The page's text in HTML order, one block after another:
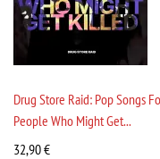
Drug Store Raid: Pop Songs
People Who Might Get...
32,90€